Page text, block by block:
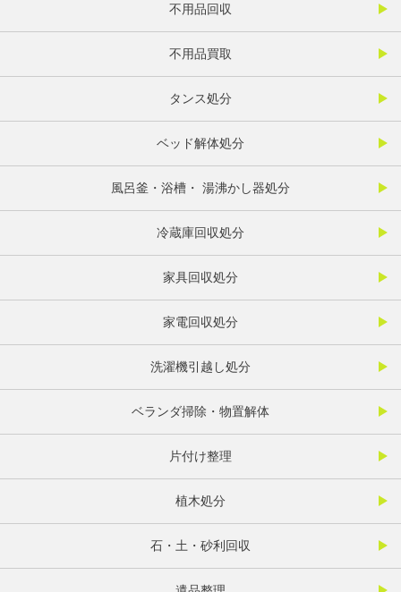
不用品回収
不用品買取
タンス処分
ベッド解体処分
風呂釜・浴槽・ 湯沸かし器処分
冷蔵庫回収処分
家具回収処分
家電回収処分
洗濯機引越し処分
ベランダ掃除・物置解体
片付け整理
植木処分
石・土・砂利回収